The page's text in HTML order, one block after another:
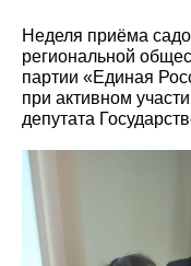
Неделя приёма
региональной
партии «Единая
при активном
депутата